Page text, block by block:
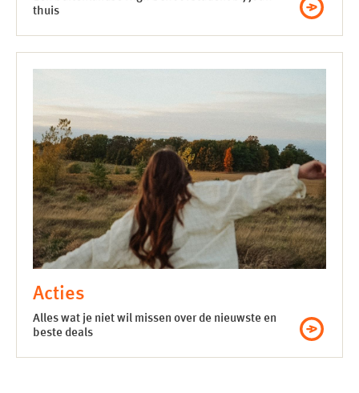
thuis
Acties
Alles wat je niet wil missen over de nieuwste en
beste deals